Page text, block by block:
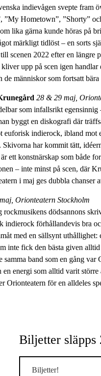
indievågen svepte fram
”My Hometown”, ”Shorty”
lika gärna kunde höras på
märkligt tidlöst – en sorts
scenen 2022 efter en längre
upp på scen igen
de människor som fortsatt
28 & 29 maj,
som infallsrikt
byggt en diskografi där
euforisk indierock, ibland mot
Skivorna har kommit tätt,
ett konstnärskap som både
– inte minst på scen, där
i maj ges dubbla chanser
Orionteatern Stockholm
rockmusikens dödsannons
indierock förhållandevis bra
med en sällsynt
inte fick den bästa given
samma band som en gång
en energi som alltid varit
Orionteatern för en alldeles
Biljetter släpps
Biljetter!